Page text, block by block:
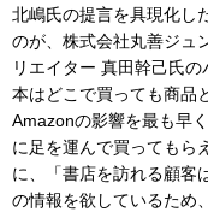
北嶋氏の提言を具現化し
のが、株式会社丸善ジュ
リエイター 真⽥幹⼰氏
本はどこで買っても商品
Amazonの影響を最も早
に足を運んで買ってもら
に、「書店を訪れる顧客
の情報を欲しているため